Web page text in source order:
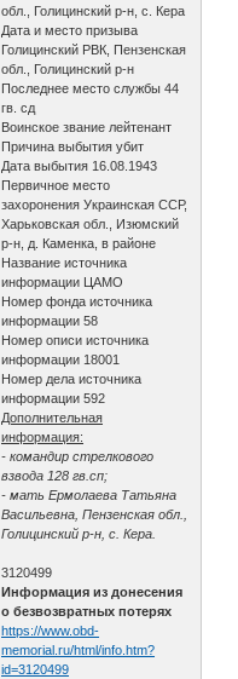
обл., Голицинский р-н, с. Кера
Дата и место призыва
Голицинский РВК, Пензенская
обл., Голицинский р-н
Последнее место службы 44
гв. сд
Воинское звание лейтенант
Причина выбытия убит
Дата выбытия 16.08.1943
Первичное место
захоронения Украинская ССР,
Харьковская обл., Изюмский
р-н, д. Каменка, в районе
Название источника
информации ЦАМО
Номер фонда источника
информации 58
Номер описи источника
информации 18001
Номер дела источника
информации 592
Дополнительная
информация:
- командир стрелкового
взвода 128 гв.сп;
- мать Ермолаева Татьяна
Васильевна, Пензенская обл.,
Голицинский р-н, с. Кера.
3120499
Информация из донесения
о безвозвратных потерях
https://www.obd-
memorial.ru/html/info.htm?
id=3120499